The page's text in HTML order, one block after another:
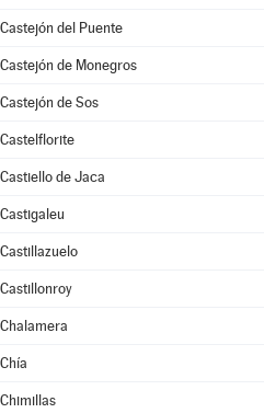
Castejón del Puente
Castejón de Monegros
Castejón de Sos
Castelflorite
Castiello de Jaca
Castigaleu
Castillazuelo
Castillonroy
Chalamera
Chía
Chimillas